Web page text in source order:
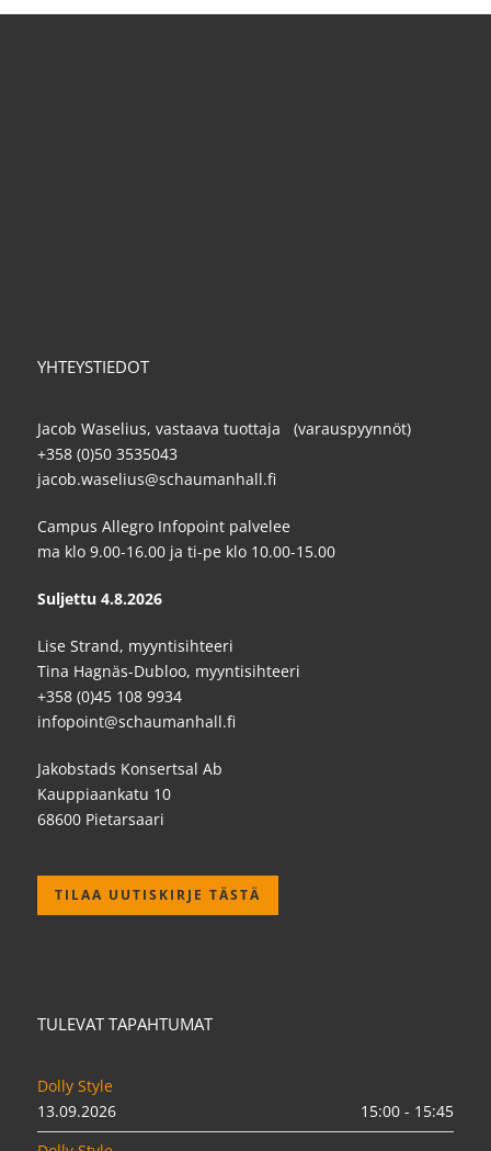
YHTEYSTIEDOT
Jacob Waselius, vastaava tuottaja (varauspyynnöt)
+358 (0)50 3535043
jacob.waselius@schaumanhall.fi
Campus Allegro Infopoint palvelee
ma klo 9.00-16.00 ja ti-pe klo 10.00-15.00
Suljettu 4.8.2026
Lise Strand, myyntisihteeri
Tina Hagnäs-Dubloo, myyntisihteeri
+358 (0)45 108 9934
infopoint@schaumanhall.fi
Jakobstads Konsertsal Ab
Kauppiaankatu 10
68600 Pietarsaari
TILAA UUTISKIRJE TÄSTÄ
TULEVAT TAPAHTUMAT
Dolly Style
13.09.2026
15:00 - 15:45